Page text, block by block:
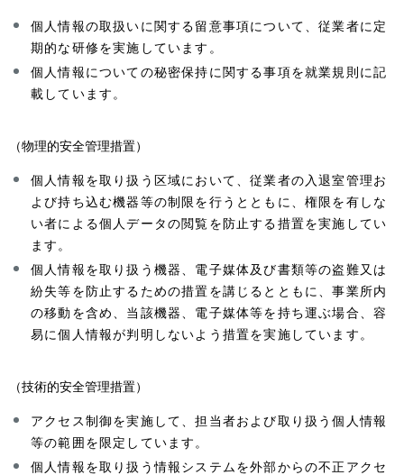
個人情報の取扱いに関する留意事項について、従業者に定
期的な研修を実施しています。
個人情報についての秘密保持に関する事項を就業規則に記
載しています。
（物理的安全管理措置）
個人情報を取り扱う区域において、従業者の入退室管理お
よび持ち込む機器等の制限を行うとともに、権限を有しな
い者による個人データの閲覧を防止する措置を実施してい
ます。
個人情報を取り扱う機器、電子媒体及び書類等の盗難又は
紛失等を防止するための措置を講じるとともに、事業所内
の移動を含め、当該機器、電子媒体等を持ち運ぶ場合、容
易に個人情報が判明しないよう措置を実施しています。
（技術的安全管理措置）
アクセス制御を実施して、担当者および取り扱う個人情報
等の範囲を限定しています。
個人情報を取り扱う情報システムを外部からの不正アクセ